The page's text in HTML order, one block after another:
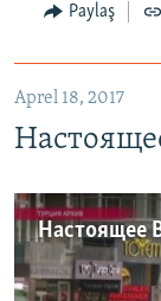
Paylaş
Aprel 18, 2017
Настоящее